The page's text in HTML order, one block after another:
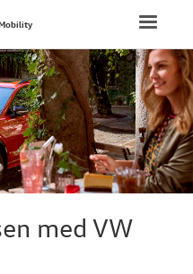
FORSIDE
NYE
NYE VAREBILER
BRUGTE BILER
Toggle
med VW